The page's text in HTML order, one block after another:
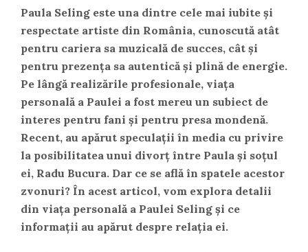
Paula Seling este una dintre cele mai iubite și
respectate artiste din România, cunoscută atât
pentru cariera sa muzicală de succes, cât și
pentru prezența sa autentică și plină de energie.
Pe lângă realizările profesionale, viața
personală a Paulei a fost mereu un subiect de
interes pentru fani și pentru presa mondenă.
Recent, au apărut speculații în media cu privire
la posibilitatea unui divorț între Paula și soțul
ei, Radu Bucura. Dar ce se află în spatele acestor
zvonuri? În acest articol, vom explora detalii
din viața personală a Paulei Seling și ce
informații au apărut despre relația ei.